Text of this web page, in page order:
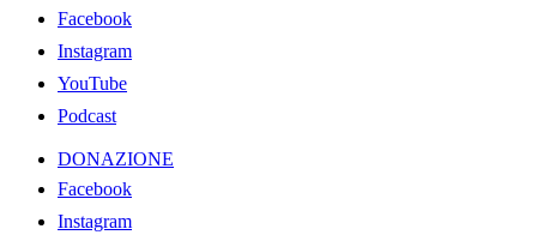
Facebook
Instagram
YouTube
Podcast
DONAZIONE
Facebook
Instagram